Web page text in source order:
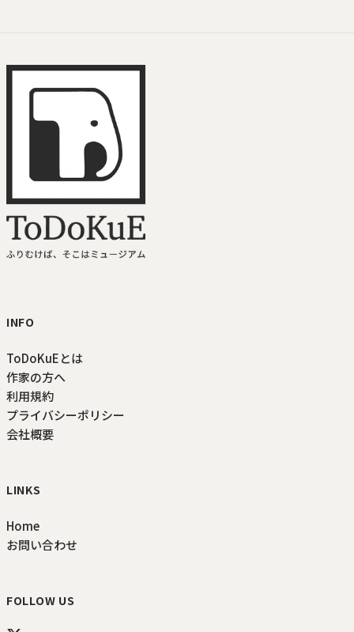
INFO
ToDoKuEとは
作家の方へ
利用規約
プライバシーポリシー
会社概要
LINKS
Home
お問い合わせ
FOLLOW US